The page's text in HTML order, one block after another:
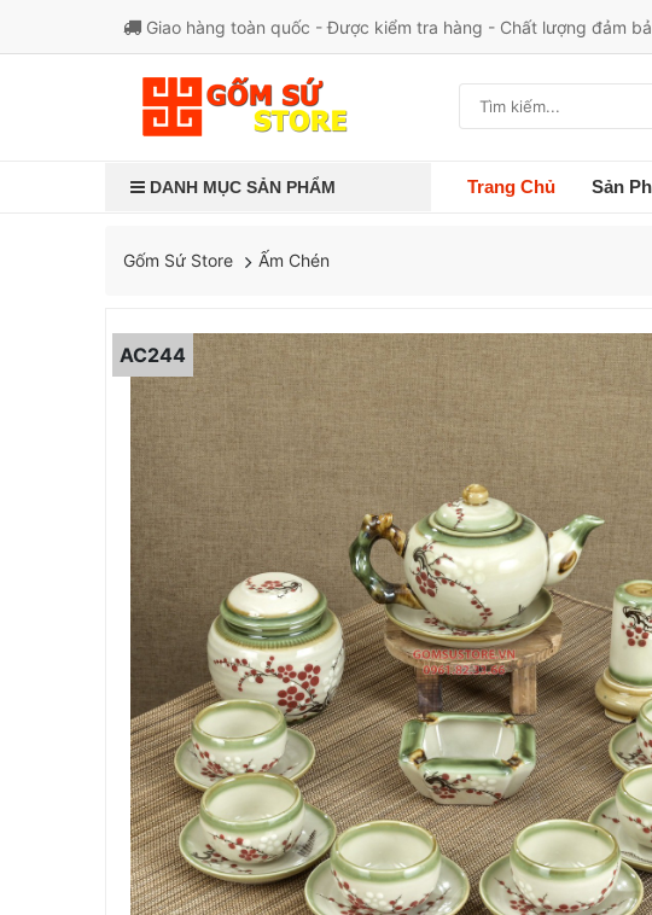
Giao hàng toàn quốc - Được kiểm tra hàng - Chất lượng đảm
DANH MỤC SẢN PHẨM Trang Chủ Sản
Gốm Sứ Store Ấm Chén
AC244